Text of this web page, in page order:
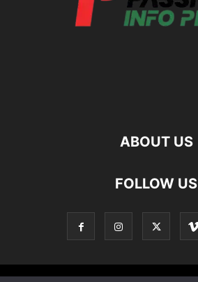
ABOUT US
FOLLOW US